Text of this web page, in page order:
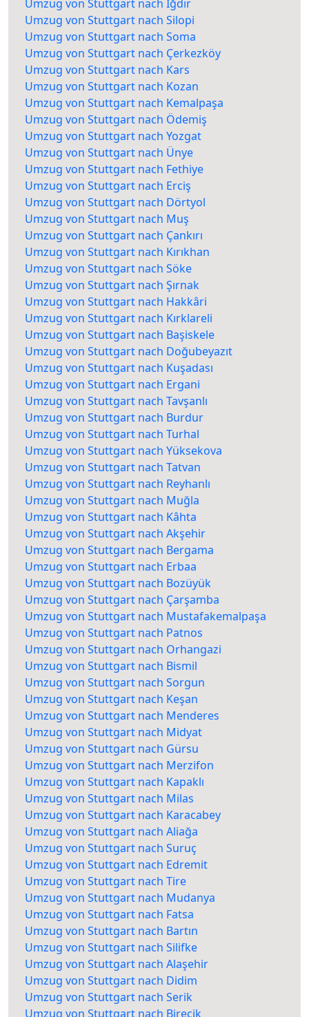
Umzug von Stuttgart nach Iğdır
Umzug von Stuttgart nach Silopi
Umzug von Stuttgart nach Soma
Umzug von Stuttgart nach Çerkezköy
Umzug von Stuttgart nach Kars
Umzug von Stuttgart nach Kozan
Umzug von Stuttgart nach Kemalpaşa
Umzug von Stuttgart nach Ödemiş
Umzug von Stuttgart nach Yozgat
Umzug von Stuttgart nach Ünye
Umzug von Stuttgart nach Fethiye
Umzug von Stuttgart nach Erciş
Umzug von Stuttgart nach Dörtyol
Umzug von Stuttgart nach Muş
Umzug von Stuttgart nach Çankırı
Umzug von Stuttgart nach Kırıkhan
Umzug von Stuttgart nach Söke
Umzug von Stuttgart nach Şırnak
Umzug von Stuttgart nach Hakkâri
Umzug von Stuttgart nach Kırklareli
Umzug von Stuttgart nach Başiskele
Umzug von Stuttgart nach Doğubeyazıt
Umzug von Stuttgart nach Kuşadası
Umzug von Stuttgart nach Ergani
Umzug von Stuttgart nach Tavşanlı
Umzug von Stuttgart nach Burdur
Umzug von Stuttgart nach Turhal
Umzug von Stuttgart nach Yüksekova
Umzug von Stuttgart nach Tatvan
Umzug von Stuttgart nach Reyhanlı
Umzug von Stuttgart nach Muğla
Umzug von Stuttgart nach Kâhta
Umzug von Stuttgart nach Akşehir
Umzug von Stuttgart nach Bergama
Umzug von Stuttgart nach Erbaa
Umzug von Stuttgart nach Bozüyük
Umzug von Stuttgart nach Çarşamba
Umzug von Stuttgart nach Mustafakemalpaşa
Umzug von Stuttgart nach Patnos
Umzug von Stuttgart nach Orhangazi
Umzug von Stuttgart nach Bismil
Umzug von Stuttgart nach Sorgun
Umzug von Stuttgart nach Keşan
Umzug von Stuttgart nach Menderes
Umzug von Stuttgart nach Midyat
Umzug von Stuttgart nach Gürsu
Umzug von Stuttgart nach Merzifon
Umzug von Stuttgart nach Kapaklı
Umzug von Stuttgart nach Milas
Umzug von Stuttgart nach Karacabey
Umzug von Stuttgart nach Aliağa
Umzug von Stuttgart nach Suruç
Umzug von Stuttgart nach Edremit
Umzug von Stuttgart nach Tire
Umzug von Stuttgart nach Mudanya
Umzug von Stuttgart nach Fatsa
Umzug von Stuttgart nach Bartın
Umzug von Stuttgart nach Silifke
Umzug von Stuttgart nach Alaşehir
Umzug von Stuttgart nach Didim
Umzug von Stuttgart nach Serik
Umzug von Stuttgart nach Birecik